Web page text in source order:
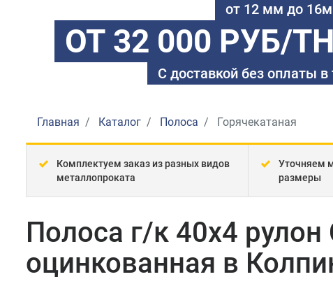
от 12 мм до
ОТ 32 000 РУБ/ТН
С доставкой без оплаты в
Главная Каталог Полоса Горячекатаная
Комплектуем заказ из разных видов
металлопроката
Уточняем
размеры
Полоса г/к 40x4 рулон
оцинкованная в